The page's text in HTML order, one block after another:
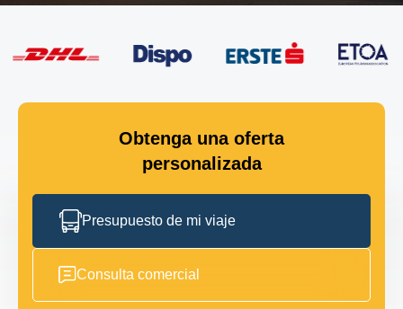
Obtenga una oferta
personalizada
Presupuesto de mi viaje
Consulta comercial